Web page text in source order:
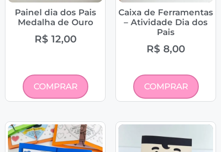
Painel dia dos Pais
Medalha de Ouro
R$ 12,00
COMPRAR
Caixa de Ferramentas
– Atividade Dia dos
Pais
R$ 8,00
COMPRAR